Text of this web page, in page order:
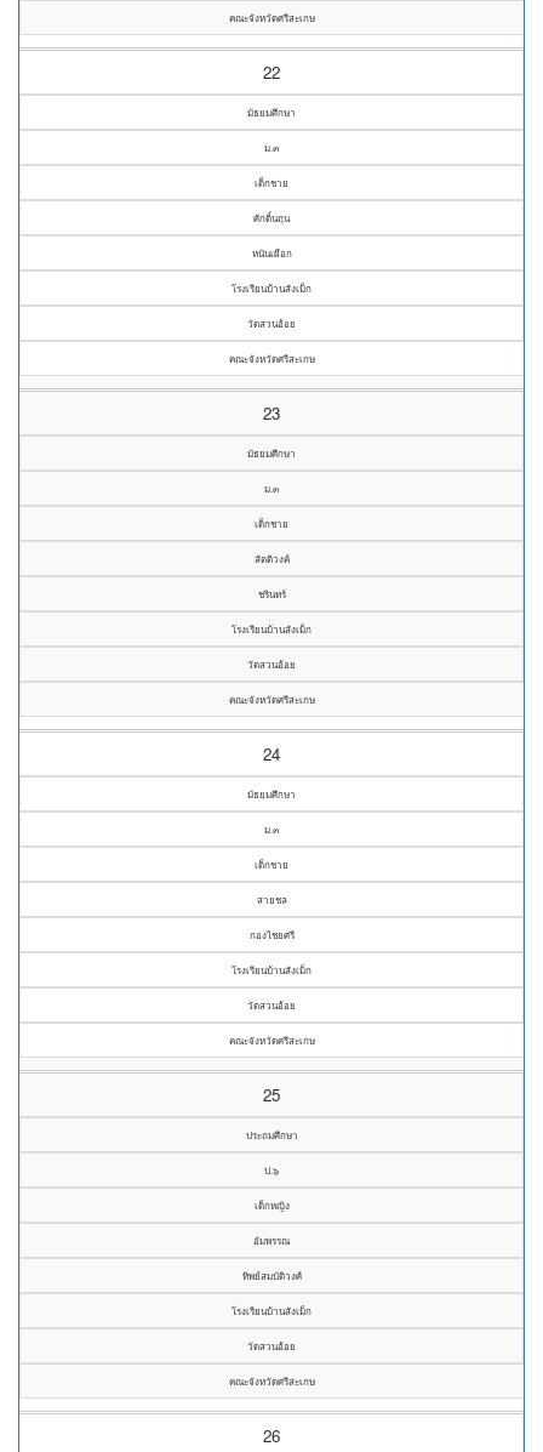
คณะจังหวัดศรีสะเกษ
22
มัธยมศึกษา
ม.๓
เด็กชาย
ศักดิ์นฤน
หนันเผือก
โรงเรียนบ้านสังเม็ก
วัดสวนอ้อย
คณะจังหวัดศรีสะเกษ
23
มัธยมศึกษา
ม.๓
เด็กชาย
สัตติวงค์
ชรินทร์
โรงเรียนบ้านสังเม็ก
วัดสวนอ้อย
คณะจังหวัดศรีสะเกษ
24
มัธยมศึกษา
ม.๓
เด็กชาย
สายชล
กองไชยศรี
โรงเรียนบ้านสังเม็ก
วัดสวนอ้อย
คณะจังหวัดศรีสะเกษ
25
ประถมศึกษา
ป.๖
เด็กหญิง
อัมพรรณ
ทิพย์สมบัติวงศ์
โรงเรียนบ้านสังเม็ก
วัดสวนอ้อย
คณะจังหวัดศรีสะเกษ
26